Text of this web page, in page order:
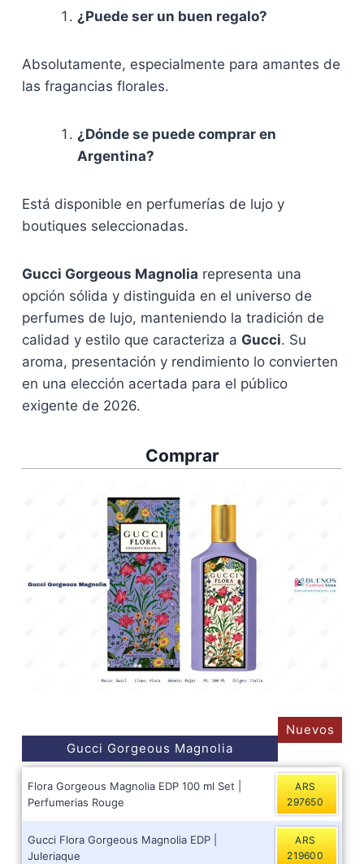
¿Puede ser un buen regalo?
Absolutamente, especialmente para amantes de
las fragancias florales.
¿Dónde se puede comprar en
Argentina?
Está disponible en perfumerías de lujo y
boutiques seleccionadas.
Gucci Gorgeous Magnolia representa una
opción sólida y distinguida en el universo de
perfumes de lujo, manteniendo la tradición de
calidad y estilo que caracteriza a Gucci. Su
aroma, presentación y rendimiento lo convierten
en una elección acertada para el público
exigente de 2026.
Comprar
Gucci Gorgeous Magnolia
Nuevos
Flora Gorgeous Magnolia EDP 100 ml Set |
Perfumerias Rouge
ARS
297650
Gucci Flora Gorgeous Magnolia EDP |
Juleriaque
ARS
219600